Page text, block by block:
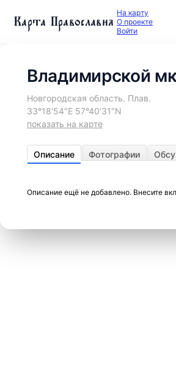
Карта Православия На карту
О проекте
Войти
Владимирской
Новгородская область. Плав.
33°18′54″E 57°40′31″N
показать на карте
Описание Фотографии
Описание ещё не добавлено. Внесите